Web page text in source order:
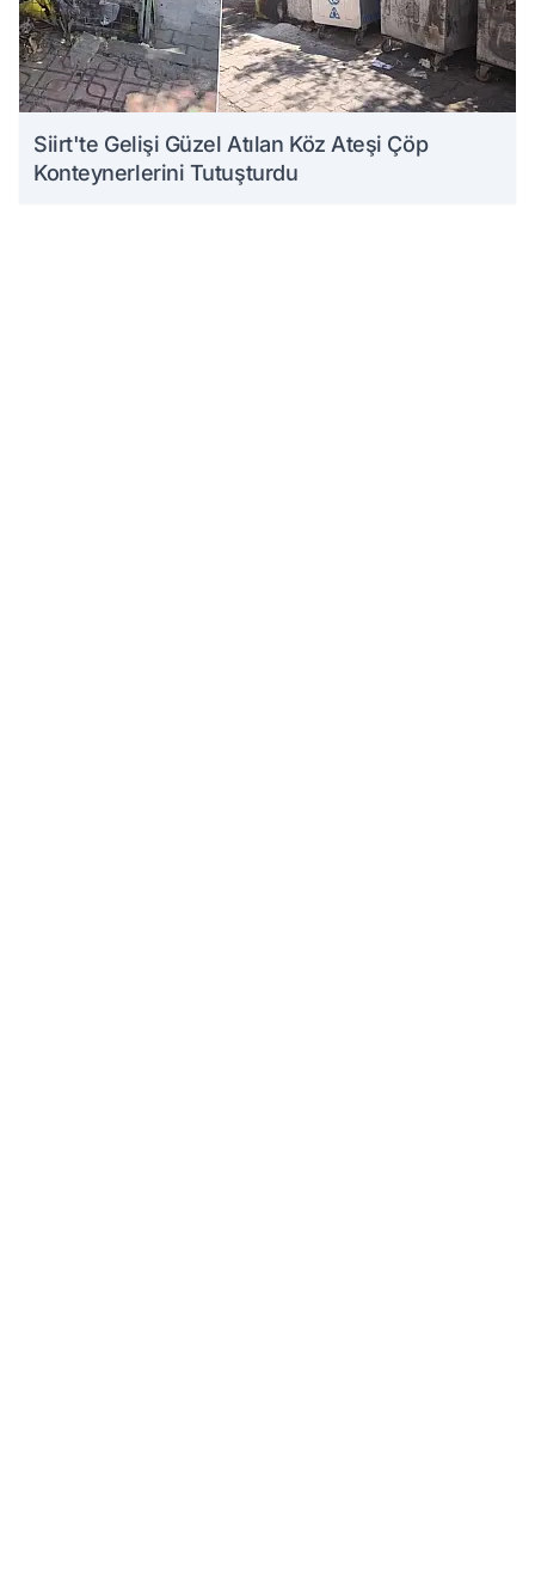
Siirt'te Gelişi Güzel Atılan Köz Ateşi Çöp
Konteynerlerini Tutuşturdu